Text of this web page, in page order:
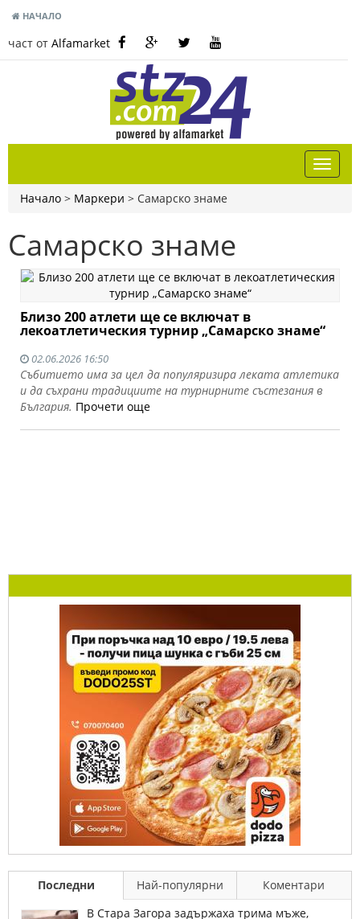
НАЧАЛО
част от Alfamarket
Начало > Маркери > Самарско знаме
Самарско знаме
Близо 200 атлети ще се включат в
лекоатлетическия турнир „Самарско знаме“
02.06.2026 16:50
Събитието има за цел да популяризира леката атлетика
и да съхрани традициите на турнирните състезания в
България. Прочети още
Последни Най-популярни
Коментари
В Стара Загора задържаха трима мъже,